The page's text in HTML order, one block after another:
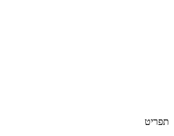
תפריט